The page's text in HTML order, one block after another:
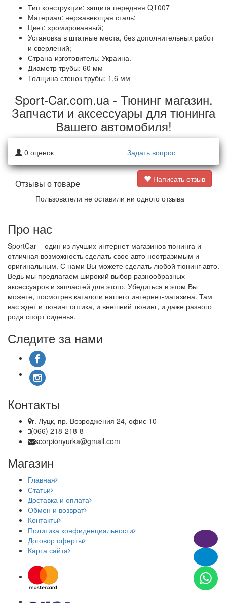
Тип конструкции: защита передняя QT007
Материал: нержавеющая сталь;
Цвет: хромированный;
Установка в штатные места, без дополнительных работ
и сверлений;
Страна-изготовитель: Украина.
Диаметр трубы: 60 мм
Толщина стенок трубы: 1,6 мм
Sport-Car.com.ua - Тюнинг магазин.
Запчасти и аксессуары для тюнинга
Вашего автомобиля!
0 оценок Задать вопрос
Отзывы о товаре
Написать отзыв
Пользователи не оставили ни одного отзыва
Про нас
SportCar – один из лучших интернет-магазинов тюнинга и
отличная возможность сделать свое авто неотразимым и
оригинальным. С нами Вы можете сделать любой тюнинг авто.
Ведь мы предлагаем широкий выбор разнообразных
аксессуаров и запчастей для этого. Убедиться в этом Вы
можете, посмотрев каталоги нашего интернет-магазина. Там
вас ждет и тюнинг оптика, и внешний тюнинг, и даже разного
рода спорт сиденья.
Следите за нами
Контакты
г. Луцк, пр. Возроджения 24, офис 10
(066) 218-218-8
scorpionyurka@gmail.com
Магазин
Главная
Статьи
Доставка и оплата
Обмен и возврат
Контакты
Политика конфиденциальности
Договор оферты
Карта сайта